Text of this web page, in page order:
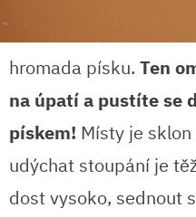
hromada písku. Ten
na úpatí a pustíte se
pískem! Místy je
udýchat stoupání je
dost vysoko, sednout